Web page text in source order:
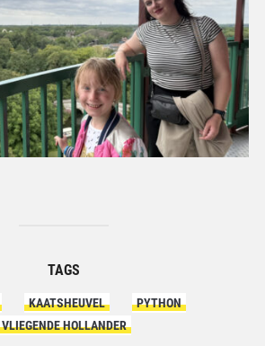
TAGS
KAATSHEUVEL
PYTHON
VLIEGENDE HOLLANDER